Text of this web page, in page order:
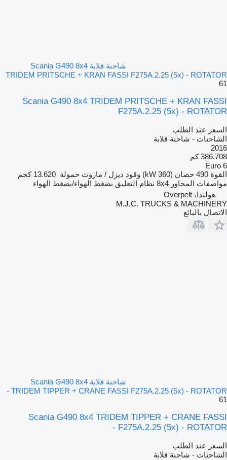
شاحنة قلابة Scania G490 8x4
TRIDEM PRITSCHE + KRAN FASSI F275A.2.25 (5x) - ROTATOR
61
Scania G490 8x4 TRIDEM PRITSCHE + KRAN FASSI
F275A.2.25 (5x) - ROTATOR
السعر عند الطلب
الشاحنات - شاحنة قلابة
2016
386.708 كم
Euro 6
القوة 490 حصان (360 kW) وقود ديزل / مازوت حمولة 13.620 كجم
مواصفات المحاور 8x4 نظام التعليق بضغط الهواء/بضغط الهواء
هولندا، Overpelt
M.J.C. TRUCKS & MACHINERY
الاتصال بالبائع
شاحنة قلابة Scania G490 8x4
TRIDEM TIPPER + CRANE FASSI F275A.2.25 (5x) - ROTATOR -
61
Scania G490 8x4 TRIDEM TIPPER + CRANE FASSI
F275A.2.25 (5x) - ROTATOR -
السعر عند الطلب
الشاحنات - شاحنة قلابة